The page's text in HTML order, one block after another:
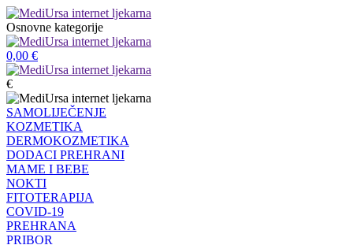
Osnovne kategorije
0,00 €
€
SAMOLIJEČENJE
KOZMETIKA
DERMOKOZMETIKA
DODACI PREHRANI
MAME I BEBE
NOKTI
FITOTERAPIJA
COVID-19
PREHRANA
PRIBOR